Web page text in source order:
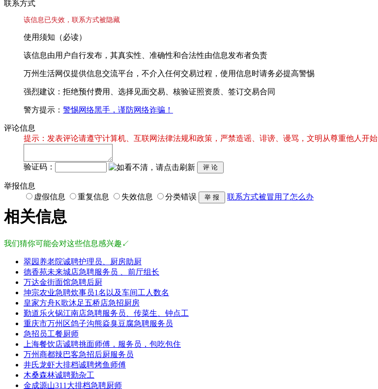
联系方式
该信息已失效，联系方式被隐藏
使用须知（必读）
该信息由用户自行发布，其真实性、准确性和合法性由信息发布者负责
万州生活网仅提供信息交流平台，不介入任何交易过程，使用信息时请务必提高警惕
强烈建议：拒绝预付费用、选择见面交易、核验证照资质、签订交易合同
警方提示： 警惕网络黑手，谨防网络诈骗！
评论信息
提示：发表评论请遵守计算机、互联网法律法规和政策，严禁造谣、诽谤、谩骂，文明从尊重他人开始
验证码：
举报信息
虚假信息
重复信息 失效信息 分类错误 联系方式被冒用了怎么办
相关信息
我们猜你可能会对这些信息感兴趣↙
翠园养老院诚聘护理员、厨房助厨
德香苑未来城店急聘服务员 、前厅组长
万达金街面馆急聘后厨
坤宗农业急聘炊事员1名以及车间工人数名
皇家方舟K歌沐足五桥店急招厨房
勤道乐火锅江南店急聘服务员、传菜生、钟点工
重庆市万州区鸽子沟熊焱臭豆腐急聘服务员
急招员工餐厨师
上海餐饮店诚聘挑面师傅，服务员，包吃包住
万州商都辣巴客急招后厨服务员
井氏龙虾大排档诚聘烤鱼师傅
木桑森林诚聘勤杂工
金成源山311大排档急聘厨师